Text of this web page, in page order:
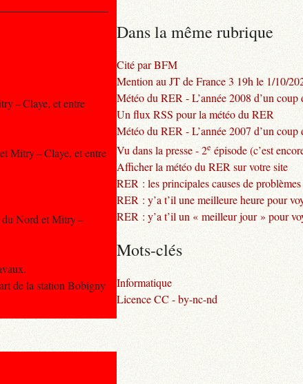
– Claye, et entre
Mitry – Claye, et entre
du Nord et Mitry –
de la station Bobigny
Dans la même rubrique
Cité par BFM
Mention au JT de France 3 19h le 1/10/
Météo du RER - L’année 2008 d’un coup
Un flux RSS pour la météo du RER
Météo du RER - L’année 2007 d’un coup
Vu dans la presse - 2e épisode (c’est
Afficher la météo du RER sur votre site
RER : les principales causes de problèmes
RER : y’a t’il une meilleure heure pour
RER : y’a t’il un « meilleur jour » pour
Mots-clés
Informatique
Licence CC - by-nc-nd